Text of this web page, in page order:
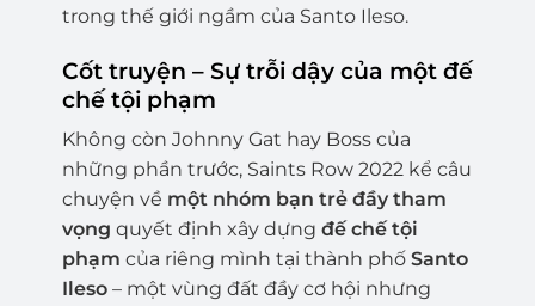
trong thế giới ngầm của Santo Ileso.
Cốt truyện – Sự trỗi dậy của một đế
chế tội phạm
Không còn Johnny Gat hay Boss của
những phần trước, Saints Row 2022 kể câu
chuyện về một nhóm bạn trẻ đầy tham
vọng quyết định xây dựng đế chế tội
phạm của riêng mình tại thành phố Santo
Ileso– một vùng đất đầy cơ hội nhưng